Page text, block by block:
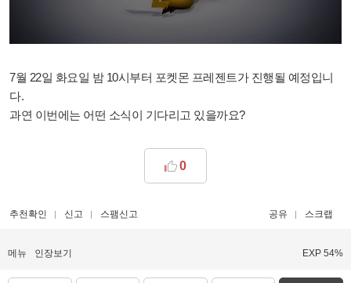
7월 22일 화요일 밤 10시부터 포켓몬 프레젠트가 진행될 예정입니
다.
과연 이번에는 어떤 소식이 기다리고 있을까요?
0
추천확인 신고 스팸신고 공유 스크랩
메뉴 인장보기 EXP 54%